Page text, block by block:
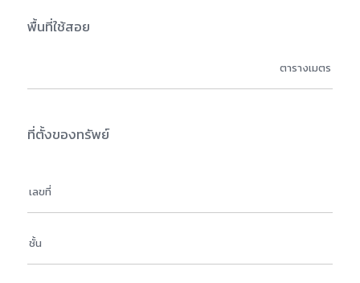
พื้นที่ใช้สอย
ที่ตั้งของทรัพย์